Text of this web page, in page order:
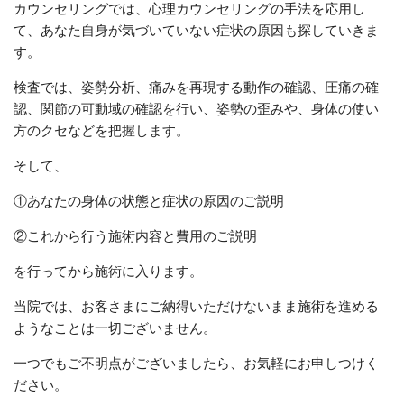
カウンセリングでは、心理カウンセリングの手法を応用し
て、あなた自身が気づいていない症状の原因も探していきま
す。
検査では、姿勢分析、痛みを再現する動作の確認、圧痛の確
認、関節の可動域の確認を行い、姿勢の歪みや、身体の使い
方のクセなどを把握します。
そして、
①あなたの身体の状態と症状の原因のご説明
②これから行う施術内容と費用のご説明
を行ってから施術に入ります。
当院では、お客さまにご納得いただけないまま施術を進める
ようなことは一切ございません。
一つでもご不明点がございましたら、お気軽にお申しつけく
ださい。